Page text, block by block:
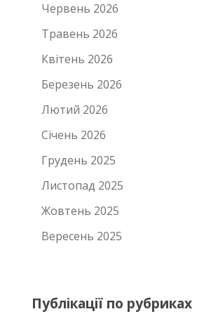
Червень 2026
Травень 2026
Квітень 2026
Березень 2026
Лютий 2026
Січень 2026
Грудень 2025
Листопад 2025
Жовтень 2025
Вересень 2025
Публікації по рубриках